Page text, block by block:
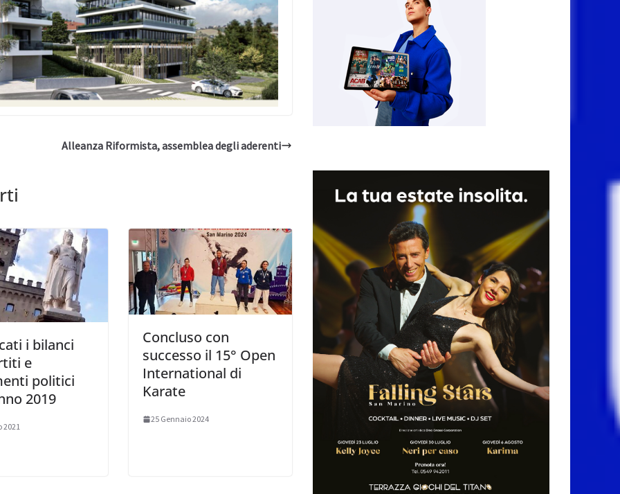
Alleanza Riformista, assemblea degli aderenti
i bilanci
e
politici
2019
2021
Concluso con
successo il 15° Open
International di
Karate
25 Gennaio 2024